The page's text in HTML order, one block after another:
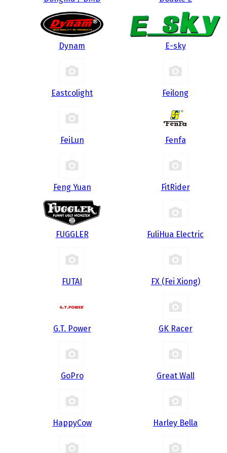
Dynam E-sky
Eastcolight Feilong
FeiLun Fenfa
Feng Yuan FitRider
FUGGLER FuliHua Electric
FUTAI FX (Fei Xiong)
G.T. Power GK Racer
GoPro Great Wall
HappyCow Harley Bella